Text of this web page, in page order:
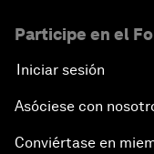
Participe en el
Iniciar sesión
Asóciese con
Conviértase en